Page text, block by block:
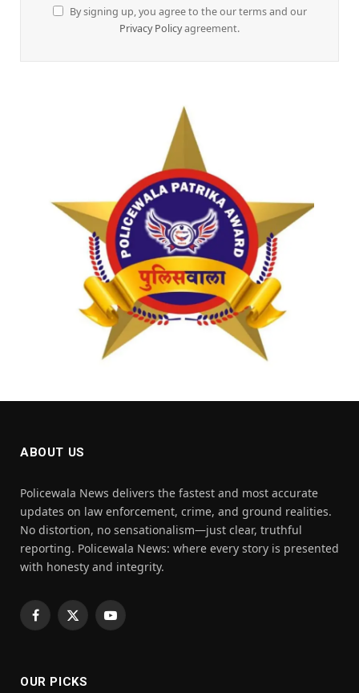
By signing up, you agree to the our terms and our
Privacy Policyagreement.
ABOUT US
Policewala News delivers the fastest and most accurate
updates on law enforcement, crime, and ground realities.
No distortion, no sensationalism—just clear, truthful
reporting. Policewala News: where every story is presented
with honesty and integrity.
Facebook
X
YouTube
OUR PICKS